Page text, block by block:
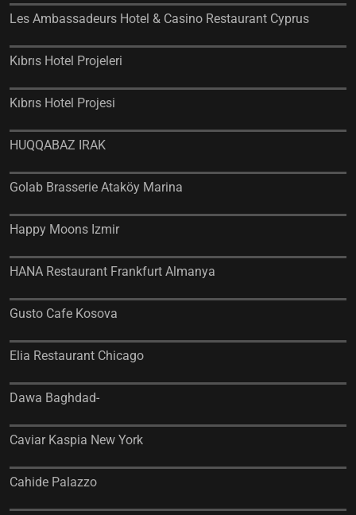
Les Ambassadeurs Hotel & Casino Restaurant Cyprus
Kıbrıs Hotel Projeleri
Kıbrıs Hotel Projesi
HUQQABAZ IRAK
Golab Brasserie Ataköy Marina
Happy Moons Izmir
HANA Restaurant Frankfurt Almanya
Gusto Cafe Kosova
Elia Restaurant Chicago
Dawa Baghdad-
Caviar Kaspia New York
Cahide Palazzo